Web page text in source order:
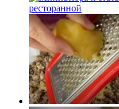
ресторанной